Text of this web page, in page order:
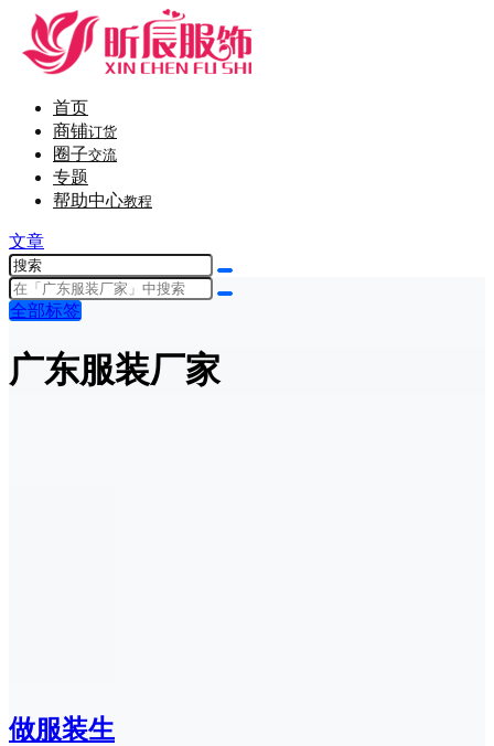
首页
商铺订货
圈子交流
专题
帮助中心教程
文章
全部标签
广东服装厂家
做服装生